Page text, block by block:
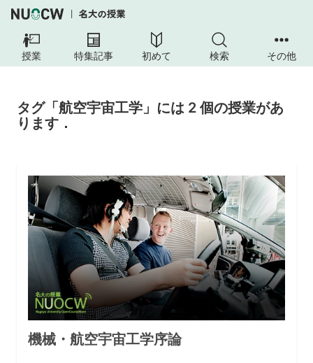
授業 特集記事 初めて 検索 その他
タグ「航空宇宙工学」には 2 個の授業があ
ります．
機械・航空宇宙工学序論